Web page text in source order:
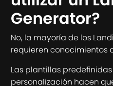
Generator?
No, la mayoría de los
requieren conocimientos
Las plantillas
personalización hacen